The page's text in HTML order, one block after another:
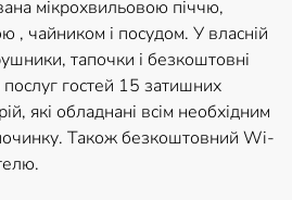
мікрохвильовою піччю,
, чайником і посудом. У власній
тапочки і безкоштовні
гостей 15 затишних
які обладнані всім необхідним
Також безкоштовний Wi-